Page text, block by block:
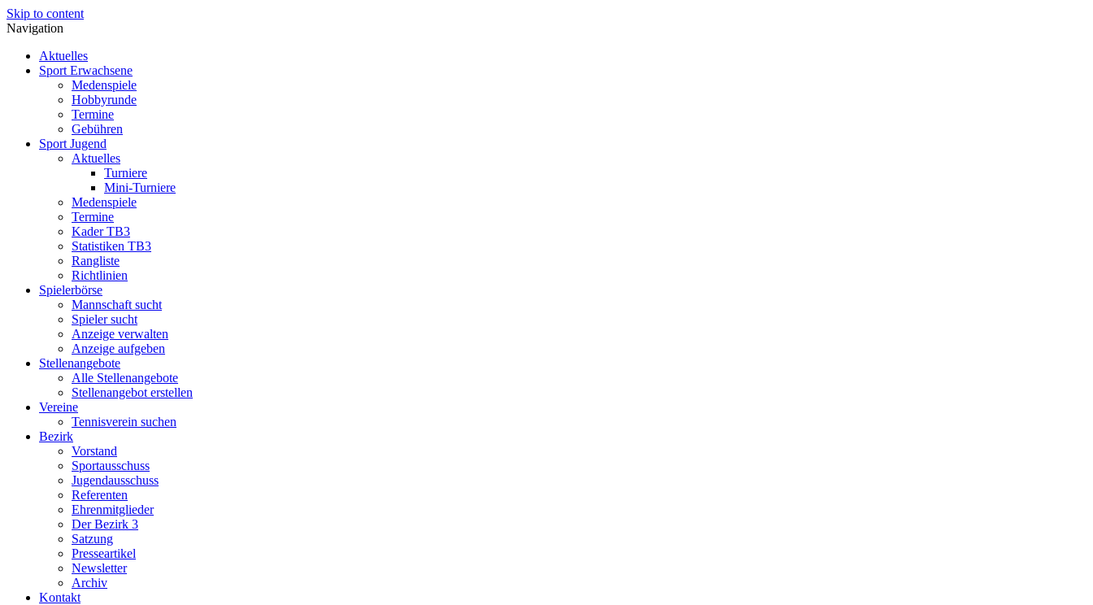
Skip to content
Navigation
Aktuelles
Sport Erwachsene
Medenspiele
Hobbyrunde
Termine
Gebühren
Sport Jugend
Aktuelles
Turniere
Mini-Turniere
Medenspiele
Termine
Kader TB3
Statistiken TB3
Rangliste
Richtlinien
Spielerbörse
Mannschaft sucht
Spieler sucht
Anzeige verwalten
Anzeige aufgeben
Stellenangebote
Alle Stellenangebote
Stellenangebot erstellen
Vereine
Tennisverein suchen
Bezirk
Vorstand
Sportausschuss
Jugendausschuss
Referenten
Ehrenmitglieder
Der Bezirk 3
Satzung
Presseartikel
Newsletter
Archiv
Kontakt